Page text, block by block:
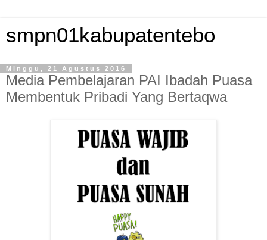
smpn01kabupatentebo
Minggu, 21 Agustus 2016
Media Pembelajaran PAI Ibadah Puasa
Membentuk Pribadi Yang Bertaqwa